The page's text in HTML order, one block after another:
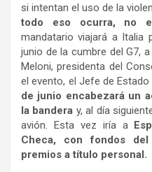
si intentan el uso de la
todo eso ocurra, no
mandatario viajará a Italia
junio de la cumbre del G7,
Meloni, presidenta del
el evento, el Jefe de
de junio encabezará un
la bandera y, al día
avión. Esta vez iría a
Checa, con fondos
premios a título personal.